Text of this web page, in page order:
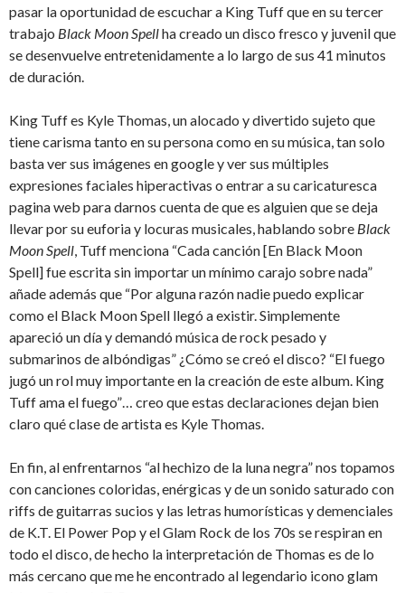
pasar la oportunidad de escuchar a King Tuff que en su tercer
trabajo Black Moon Spellha creado un disco fresco y juvenil que
se desenvuelve entretenidamente a lo largo de sus 41 minutos
de duración.
King Tuff es Kyle Thomas, un alocado y divertido sujeto que
tiene carisma tanto en su persona como en su música, tan solo
basta ver sus imágenes en google y ver sus múltiples
expresiones faciales hiperactivas o entrar a su caricaturesca
pagina web para darnos cuenta de que es alguien que se deja
llevar por su euforia y locuras musicales, hablando sobre Black
Moon Spell, Tuff menciona “Cada canción [En Black Moon
Spell] fue escrita sin importar un mínimo carajo sobre nada”
añade además que “Por alguna razón nadie puedo explicar
como el Black Moon Spell llegó a existir. Simplemente
apareció un día y demandó música de rock pesado y
submarinos de albóndigas” ¿Cómo se creó el disco? “El fuego
jugó un rol muy importante en la creación de este album. King
Tuff ama el fuego”… creo que estas declaraciones dejan bien
claro qué clase de artista es Kyle Thomas.
En fin, al enfrentarnos “al hechizo de la luna negra” nos topamos
con canciones coloridas, enérgicas y de un sonido saturado con
riffs de guitarras sucios y las letras humorísticas y demenciales
de K.T. El Power Pop y el Glam Rock de los 70s se respiran en
todo el disco, de hecho la interpretación de Thomas es de lo
más cercano que me he encontrado al legendario icono glam